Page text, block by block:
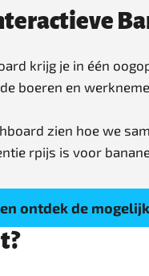
krijg je in één
boeren en
zien hoe we
rpijs is voor
ontdek de